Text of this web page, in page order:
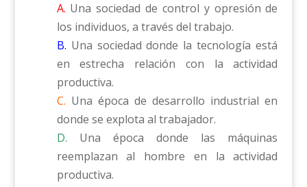
A. Una sociedad de control y opresión de
los individuos, a través del trabajo.
B. Una sociedad donde la tecnología está
en estrecha relación con la actividad
productiva.
C. Una época de desarrollo industrial en
donde se explota al trabajador.
D. Una época donde las máquinas
reemplazan al hombre en la actividad
productiva.